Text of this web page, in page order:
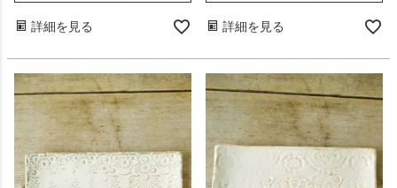
詳細を見る 詳細を見る